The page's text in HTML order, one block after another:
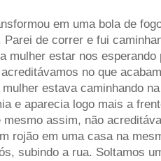
em uma bola de
de correr e fui
mulher estar nos esperando
no que
estava caminhando
e aparecia logo mais a
assim, não
rojão em uma casa na
subindo a rua. Soltamos